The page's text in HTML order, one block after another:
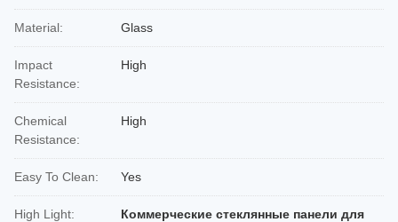
Material: Glass
Impact
Resistance:
High
Chemical
Resistance:
High
Easy To Clean: Yes
High Light:
Коммерческие стеклянные панели для